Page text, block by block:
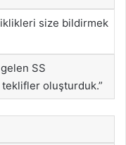
size bildirmek
SS
oluşturduk.”